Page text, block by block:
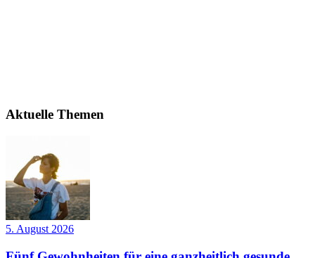
Aktuelle Themen
5. August 2026